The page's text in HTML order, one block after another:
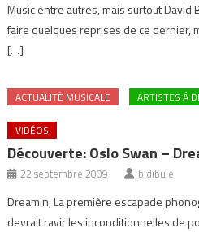
Music entre autres, mais surtout David
faire quelques reprises de ce dernier,
[…]
ACTUALITÉ MUSICALE ARTISTES À
VIDÉOS
Découverte: Oslo Swan –
22 septembre 2009 bidibule
Dreamin, La première escapade
devrait ravir les inconditionnelles de